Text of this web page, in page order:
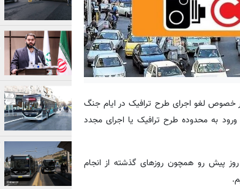
خصوص لغو اجرای طرح ترافیک در ایام جنگ
به محدوده طرح ترافیک یا اجرای مجدد
پیش رو همچون روزهای گذشته از انجام